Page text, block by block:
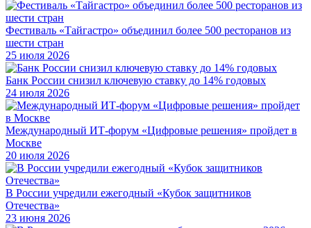
Фестиваль «Тайгастро» объединил более 500 ресторанов из
шести стран
25 июля 2026
Банк России снизил ключевую ставку до 14% годовых
24 июля 2026
Международный ИТ-форум «Цифровые решения» пройдет в
Москве
20 июля 2026
В России учредили ежегодный «Кубок защитников
Отечества»
23 июня 2026